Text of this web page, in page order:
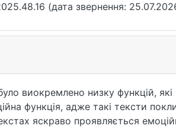
(дата звернення:
виокремлено низку функцій, які
функція, адже такі тексти
яскраво проявляється